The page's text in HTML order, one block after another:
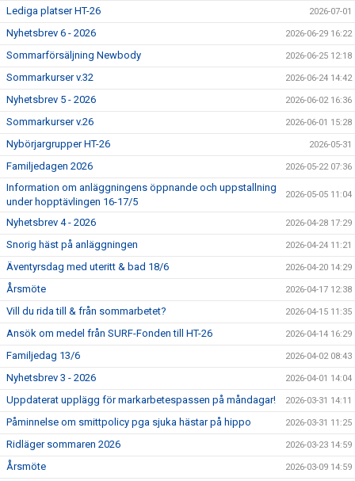
SURF-HÄNG
TORSDAGSDRESSYREN
BOKNINGAR
Lediga platser HT-26 2026-07-01
Nyhetsbrev 6 - 2026 2026-06-29 16:22
Sommarförsäljning Newbody 2026-06-25 12:18
Sommarkurser v.32 2026-06-24 14:42
Nyhetsbrev 5 - 2026 2026-06-02 16:36
Sommarkurser v.26 2026-06-01 15:28
Nybörjargrupper HT-26 2026-05-31
Familjedagen 2026 2026-05-22 07:36
Information om anläggningens öppnande och uppstallning
under hopptävlingen 16-17/5
2026-05-05 11:04
Nyhetsbrev 4 - 2026 2026-04-28 17:29
Snorig häst på anläggningen 2026-04-24 11:21
Äventyrsdag med uteritt & bad 18/6 2026-04-20 14:29
Årsmöte 2026-04-17 12:38
Vill du rida till & från sommarbetet? 2026-04-15 11:35
Ansök om medel från SURF-Fonden till HT-26 2026-04-14 16:29
Familjedag 13/6 2026-04-02 08:43
Nyhetsbrev 3 - 2026 2026-04-01 14:04
Uppdaterat upplägg för markarbetespassen på måndagar! 2026-03-31 14:11
Påminnelse om smittpolicy pga sjuka hästar på hippo 2026-03-31 11:25
Ridläger sommaren 2026 2026-03-23 14:59
Årsmöte 2026-03-09 14:59